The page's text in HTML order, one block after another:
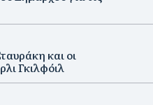
και οι
Γκιλφόιλ